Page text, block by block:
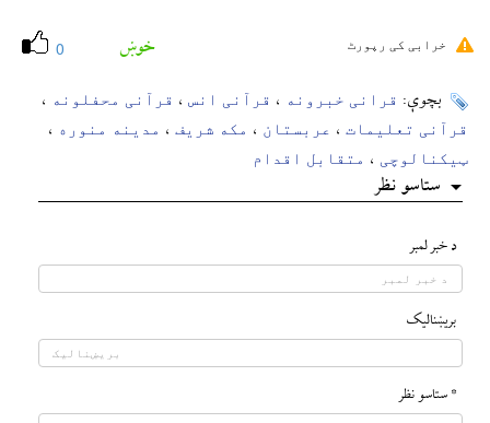
0 خوښ خرابی کی رپورٹ
بچوې: قرانی خبرونه ، قرآنی انس ، قرآنی محفلونه ،
قرآنی تعلیمات ، عربستان ، مکه شریف ، مدینه منوره ،
ټيکنالوچی ، متقابل اقدام
ستاسو نظر
د خبر لمبر
بريښناليک
* ستاسو نظر